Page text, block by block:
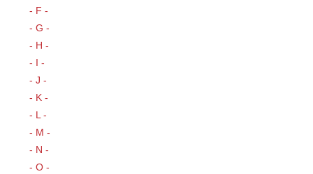
- F -
- G -
- H -
- I -
- J -
- K -
- L -
- M -
- N -
- O -